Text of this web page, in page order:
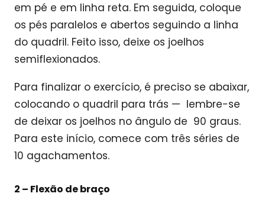
em pé e em linha reta. Em seguida, coloque
os pés paralelos e abertos seguindo a linha
do quadril. Feito isso, deixe os joelhos
semiflexionados.
Para finalizar o exercício, é preciso se abaixar,
colocando o quadril para trás — lembre-se
de deixar os joelhos no ângulo de 90 graus.
Para este início, comece com três séries de
10 agachamentos.
2 – Flexão de braço